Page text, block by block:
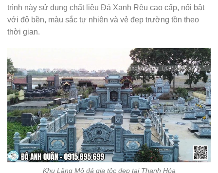
trình này sử dụng chất liệu Đá Xanh Rêu cao cấp, nổi bật
với độ bền, màu sắc tự nhiên và vẻ đẹp trường tồn theo
thời gian.
Khu Lăng Mộ đá gia tộc đẹp tại Thanh Hóa